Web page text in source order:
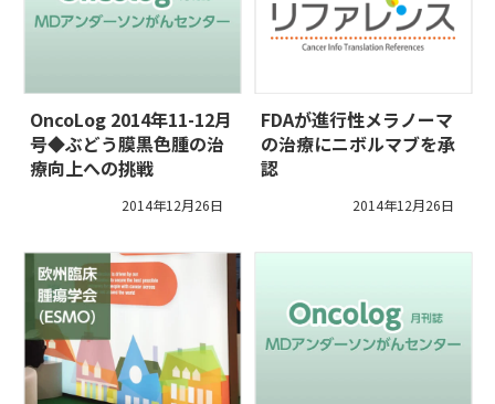
OncoLog 2014年11-12月
号◆ぶどう膜黒色腫の治
療向上への挑戦
2014年12月26日
FDAが進行性メラノーマ
の治療にニボルマブを承
認
2014年12月26日